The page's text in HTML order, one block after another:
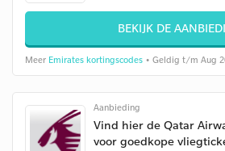
BEKIJK DE
Meer Emirates kortingscodes • Geldig t/m Aug
Aanbieding
Vind hier de Qatar
voor goedkope